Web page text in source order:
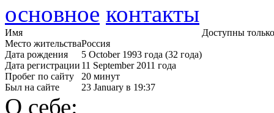
основное контакты
Имя
Место жительстваРоссия
Дата рождения
5 October 1993 года (32 года)
Дата регистрации 11 September 2011 года
Пробег по сайту
20 минут
Был на сайте
23 January в 19:37
Доступны
О себе: